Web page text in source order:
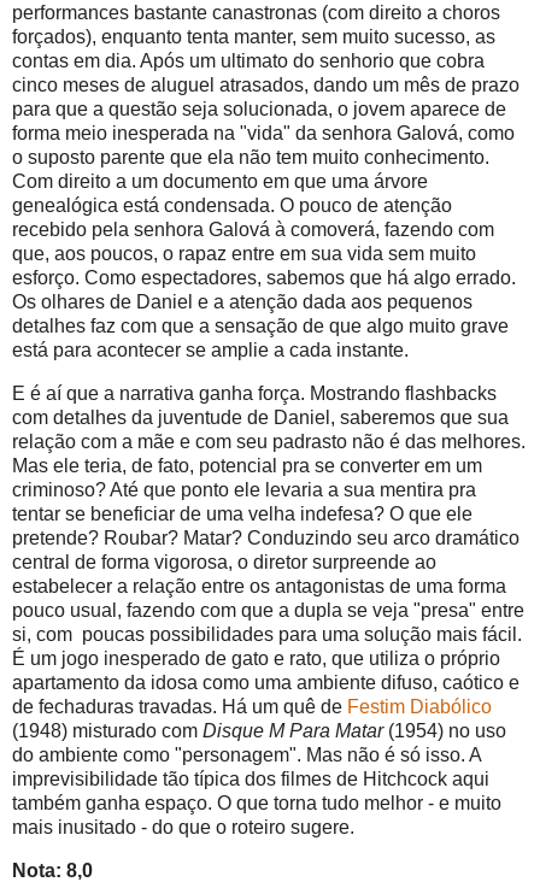
performances bastante canastronas (com direito a choros
forçados), enquanto tenta manter, sem muito sucesso, as
contas em dia. Após um ultimato do senhorio que cobra
cinco meses de aluguel atrasados, dando um mês de prazo
para que a questão seja solucionada, o jovem aparece de
forma meio inesperada na "vida" da senhora Galová, como
o suposto parente que ela não tem muito conhecimento.
Com direito a um documento em que uma árvore
genealógica está condensada. O pouco de atenção
recebido pela senhora Galová à comoverá, fazendo com
que, aos poucos, o rapaz entre em sua vida sem muito
esforço. Como espectadores, sabemos que há algo errado.
Os olhares de Daniel e a atenção dada aos pequenos
detalhes faz com que a sensação de que algo muito grave
está para acontecer se amplie a cada instante.
E é aí que a narrativa ganha força. Mostrando flashbacks
com detalhes da juventude de Daniel, saberemos que sua
relação com a mãe e com seu padrasto não é das melhores.
Mas ele teria, de fato, potencial pra se converter em um
criminoso? Até que ponto ele levaria a sua mentira pra
tentar se beneficiar de uma velha indefesa? O que ele
pretende? Roubar? Matar? Conduzindo seu arco dramático
central de forma vigorosa, o diretor surpreende ao
estabelecer a relação entre os antagonistas de uma forma
pouco usual, fazendo com que a dupla se veja "presa" entre
si, com poucas possibilidades para uma solução mais fácil.
É um jogo inesperado de gato e rato, que utiliza o próprio
apartamento da idosa como uma ambiente difuso, caótico e
de fechaduras travadas. Há um quê de Festim Diabólico
(1948) misturado com Disque M Para Matar(1954) no uso
do ambiente como "personagem". Mas não é só isso. A
imprevisibilidade tão típica dos filmes de Hitchcock aqui
também ganha espaço. O que torna tudo melhor - e muito
mais inusitado - do que o roteiro sugere.
Nota: 8,0